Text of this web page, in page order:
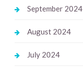
September 2024
August 2024
July 2024